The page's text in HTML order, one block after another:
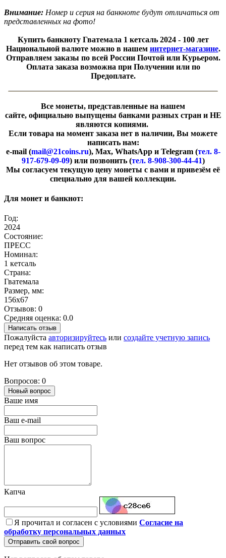
Внимание: Номер и серия на банкноте будут отличаться от
представленных на фото!
Купить банкноту Гватемала 1 кетсаль 2024 - 100 лет
Национальной валюте можно в нашем интернет-магазине.
Отправляем заказы по всей России Почтой или Курьером.
Оплата заказа возможна при Получении или по
Предоплате.
Все монеты, представленные на нашем
сайте, официально выпущены банками разных стран и НЕ
являются копиями.
Если товара на момент заказа нет в наличии, Вы можете
написать нам:
e-mail (mail@21coins.ru), Max, WhatsApp и Telegram (тел. 8-
917-679-09-09) или позвонить (тел. 8-908-300-44-41)
​Мы согласуем текущую цену монеты с вами и привезём её
специально для вашей коллекции.
Для монет и банкнот:
Год:
2024
Состояние:
ПРЕСС
Номинал:
1 кетсаль
Страна:
Гватемала
Размер, мм:
156х67
Отзывов: 0
Средняя оценка: 0.0
Написать отзыв
Пожалуйста авторизируйтесь или создайте учетную запись
перед тем как написать отзыв
Нет отзывов об этом товаре.
Вопросов: 0
Новый вопрос
Ваше имя
Ваш e-mail
Ваш вопрос
Капча
Я прочитал и согласен с условиями Согласие на
обработку персональных данных
Отправить свой вопрос